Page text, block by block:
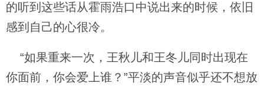
的听到这些话从霍雨浩口中说出来的时候，依旧
感到自己的心很冷。
“如果重来一次，王秋儿和王冬儿同时出现在
你面前，你会爱上谁？”平淡的声音似乎还不想放